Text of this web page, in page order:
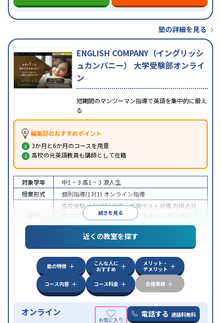
塾の詳細を見る
ENGLISH COMPANY（イングリッシ
ュカンパニー） 大学受験部オンライ
ン
短期間のマンツーマン指導で英語を集中的に鍛え
る
編集部のおすすめポイント
3か月と6か月のコースを用意
高校の元英語教員も講師として在籍
続きを見る
対象学年 中1 ~ 3 高1 ~ 3 浪人生
授業形式
個別指導(1対1) オンライン指導
高校受験大学受験授業・定期テスト対策 内申点対
学習習慣の定着国公立大対策
ト対策英検(英語検定)対策英語・英会話特化対策
特徴
中高一貫校生に対応授業の振替可能
学習にPC・タブレットを利用オンライン対応1
科目から受講可能
近くの教室を探す
塾の特徴
こんな人に
おすすめ
メリット・
デメリット
コース内容
コース料金 合格実績
オンライン 電話する 通話料無料